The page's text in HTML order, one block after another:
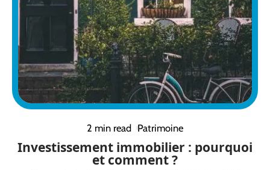
2 min read Patrimoine
Investissement immobilier : pourquoi
et comment ?